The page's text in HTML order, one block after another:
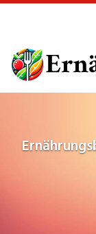
main
content